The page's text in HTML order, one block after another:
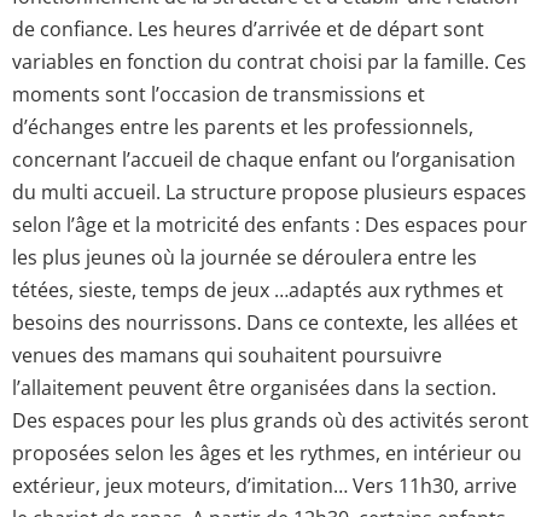
de confiance. Les heures d’arrivée et de départ sont
variables en fonction du contrat choisi par la famille. Ces
moments sont l’occasion de transmissions et
d’échanges entre les parents et les professionnels,
concernant l’accueil de chaque enfant ou l’organisation
du multi accueil. La structure propose plusieurs espaces
selon l’âge et la motricité des enfants : Des espaces pour
les plus jeunes où la journée se déroulera entre les
tétées, sieste, temps de jeux …adaptés aux rythmes et
besoins des nourrissons. Dans ce contexte, les allées et
venues des mamans qui souhaitent poursuivre
l’allaitement peuvent être organisées dans la section.
Des espaces pour les plus grands où des activités seront
proposées selon les âges et les rythmes, en intérieur ou
extérieur, jeux moteurs, d’imitation… Vers 11h30, arrive